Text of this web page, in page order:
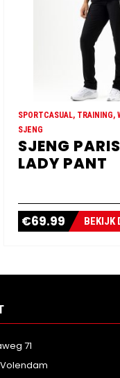
SPORTCASUAL, TRAINING,
SJENG
SJENG
LADY PANT
€69.99 BEKIJK
71
Volendam